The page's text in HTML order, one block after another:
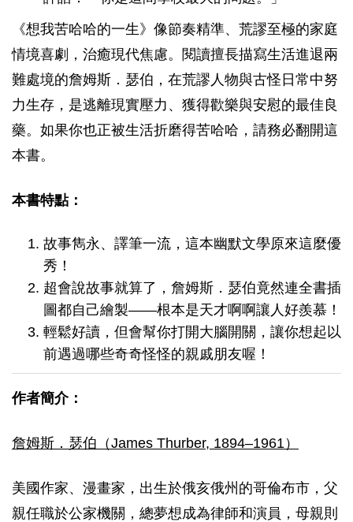
《想我苦哈哈的一生》像節奏精準、荒謬至極的家庭
情境喜劇，治癒現代焦慮。閱讀擅長描寫生活進退兩
難處境的詹姆斯．瑟伯，在荒謬人物與古怪日常中努
力生存，是逃離現實壓力、獲得歡樂與安慰的最佳良
藥。如果你也正被生活折磨得苦哈哈，請務必翻開這
本書。
本書特點：
故事雋永、譯筆一流，這本幽默文學原來這麼優
秀！
超會說故事就算了，詹姆斯．瑟伯竟然連全書插
圖都自己繪製——根本是天才啊啊讓人好羨慕！
輕鬆好讀，但會幫你打開大腦開關，讓你想起以
前遇過哪些奇奇怪怪的親戚朋友喔！
作者簡介：
詹姆斯．瑟伯（James Thurber, 1894–1961）
美國作家、漫畫家，出生於俄亥俄州的哥倫布市，父
親任職於公家機關，總夢想成為律師和演員，母親則